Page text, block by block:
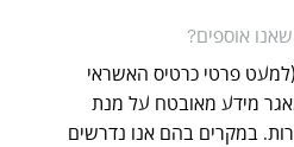
אוספים?
פרטי כרטיס האשראי
מידע מאובטח על מנת
במקרים בהם אנו נדרשים